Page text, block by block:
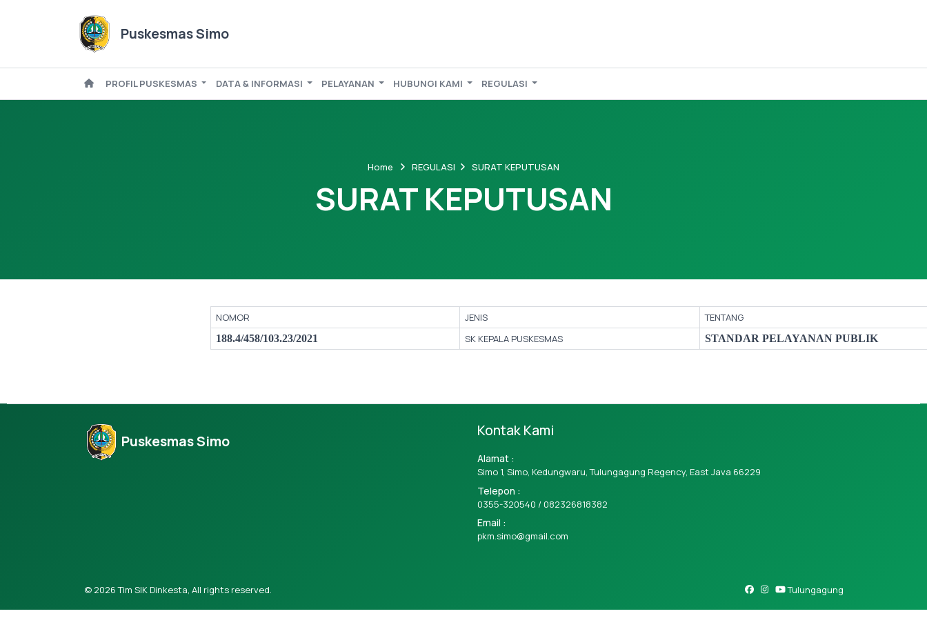
Puskesmas Simo
PROFIL PUSKESMAS DATA & INFORMASI PELAYANAN HUBUNGI KAMI REGULASI
Home REGULASI SURAT KEPUTUSAN
SURAT KEPUTUSAN
NOMOR JENIS TENTANG
188.4/458/103.23/2021 SK KEPALA PUSKESMAS STANDAR PELAYANAN PUBLIK
Puskesmas Simo
Kontak Kami
Alamat :
Simo 1, Simo, Kedungwaru, Tulungagung Regency, East Java 66229
Telepon :
0355-320540 /082326818382
Email :
pkm.simo@gmail.com
© 2026 Tim SIK Dinkesta, All rights reserved. Tulungagung